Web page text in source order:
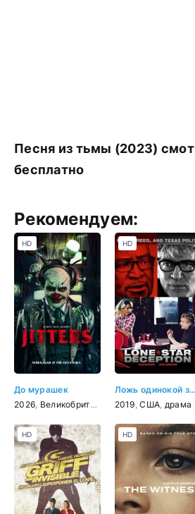
Песня из тьмы (2023)
бесплатно
Рекомендуем:
До мурашек
2026 Великобритания ужасы
HD
Ложь одинокой звезды
2019 ,США драма
HD
HD HD